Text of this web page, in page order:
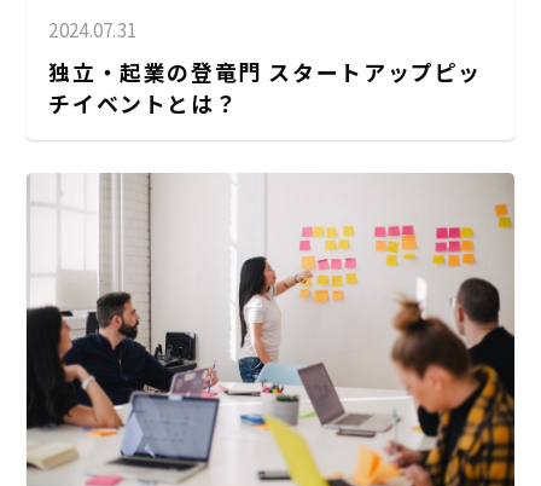
2024.07.31
独立・起業の登竜門 スタートアップピッ
チイベントとは？